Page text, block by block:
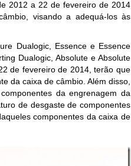
2012 a 22 de fevereiro de 2014
visando a adequá-los às
Dualogic, Essence e Essence
Dualogic, Absolute e Absolute
de fevereiro de 2014, terão que
da caixa de câmbio. Além disso,
da engrenagem da
de desgaste de componentes
componentes da caixa de